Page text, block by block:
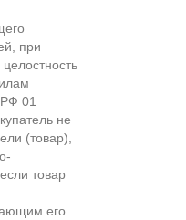
при
01
не
(товар),
товар
его